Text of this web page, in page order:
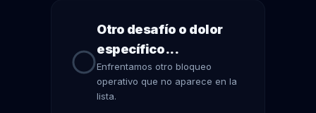
Otro desafío o dolor
específico...
Enfrentamos otro bloqueo
operativo que no aparece en la
lista.